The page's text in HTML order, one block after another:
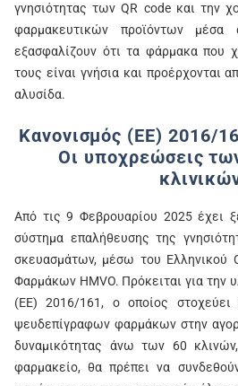
γνησιότητας των QR code και την
φαρμακευτικών προϊόντων
εξασφαλίζουν ότι τα φάρμακα που
τους είναι γνήσια και προέρχονται
αλυσίδα.
Κανονισμός (ΕΕ) 2016/
Οι υποχρεώσεις
Από τις 9 Φεβρουαρίου 2025 έχει
σύστημα επαλήθευσης της
σκευασμάτων, μέσω του Ελληνικού
Φαρμάκων HMVO. Πρόκειται για την
(ΕΕ) 2016/161, ο οποίος στοχεύει
ψευδεπίγραφων φαρμάκων στην
δυναμικότητας άνω των 60
φαρμακείο, θα πρέπει να